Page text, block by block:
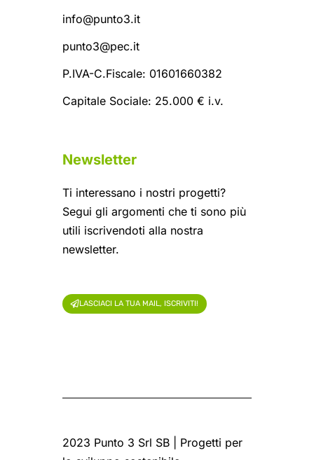
info@punto3.it
punto3@pec.it
P.IVA-C.Fiscale: 01601660382
Capitale Sociale: 25.000 € i.v.
Newsletter
Ti interessano i nostri progetti?
Segui gli argomenti che ti sono più
utili iscrivendoti alla nostra
newsletter.
LASCIACI LA TUA MAIL, ISCRIVITI!
2023 Punto 3 Srl SB | Progetti per